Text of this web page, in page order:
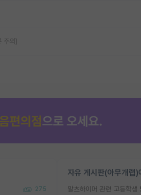
주의)
275
자유 게시판(아무개랩
알츠하이머 관련 고등학생